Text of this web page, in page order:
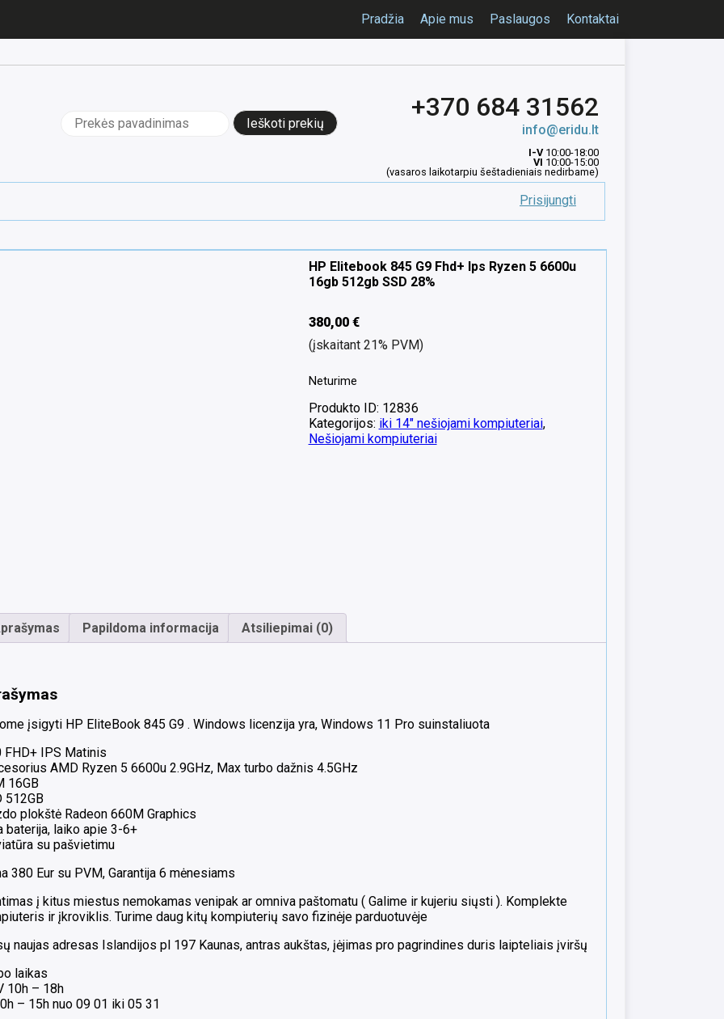
Pradžia Apie mus Paslaugos Kontaktai
Ieškoti: +370 684 31562
info@eridu.lt
I-V10:00-18:00
VI 10:00-15:00
(vasaros laikotarpiu šeštadieniais nedirbame)
Prisijungti
HP Elitebook 845 G9 Fhd+ Ips Ryzen 5 6600u
16gb 512gb SSD 28%
380,00 €
(įskaitant 21% PVM)
Neturime
Produkto ID: 12836
Kategorijos: iki 14" nešiojami kompiuteriai,
Nešiojami kompiuteriai
Papildoma informacija Atsiliepimai (0)
įsigyti HP EliteBook 845 G9 . Windows licenzija yra, Windows 11 Pro suinstaliuota
FHD+ IPS Matinis
AMD Ryzen 5 6600u 2.9GHz, Max turbo dažnis 4.5GHz
16GB
512GB
plokštė Radeon 660M Graphics
baterija, laiko apie 3-6+
su pašvietimu
380 Eur su PVM, Garantija 6 mėnesiams
į kitus miestus nemokamas venipak ar omniva paštomatu ( Galime ir kujeriu siųsti ). Komplekte
ir įkroviklis. Turime daug kitų kompiuterių savo fizinėje parduotuvėje
naujas adresas Islandijos pl 197 Kaunas, antras aukštas, įėjimas pro pagrindines duris laipteliais įviršų
laikas
10h – 18h
– 15h nuo 09 01 iki 05 31